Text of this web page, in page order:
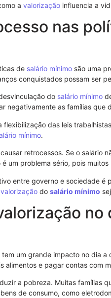
a valorização influencia a
nas
de salário mínimo são uma
conquistados possam ser
do salário mínimo
negativamente as famílias que
flexibilização das leis
mínimo.
retrocessos. Se o salário
um problema sério, pois
entre governo e sociedade
valorização do salário mínimo
no
tem um grande impacto no dia a
alimentos e pagar contas com
a pobreza. Muitas famílias
de consumo, como